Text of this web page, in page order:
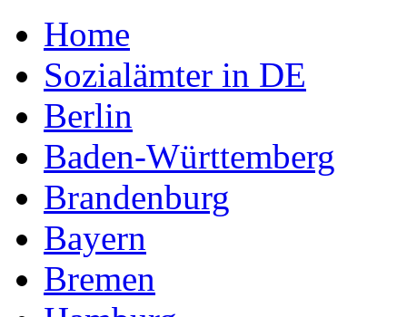
Home
Sozialämter in DE
Berlin
Baden-Württemberg
Brandenburg
Bayern
Bremen